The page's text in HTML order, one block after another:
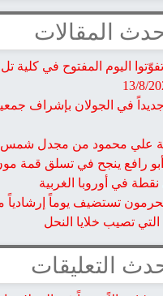
المقالات
اليوم المفتوح في كلية
نحالاً جديداً في الجولان بإشراف
علي محمود من مجدل شمس
أبو رافع ينجح في تسلق قمة
في أوروبا الغربية
تستضيف يوماً إرشادياً
تصيب خلايا النحل
التعليقات